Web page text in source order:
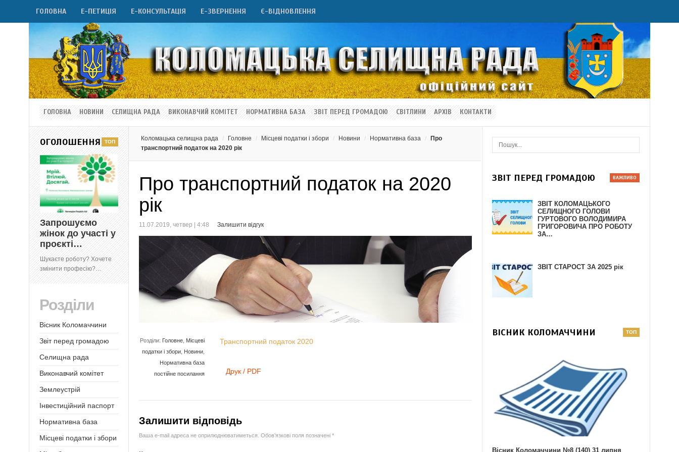
ГОЛОВНА Е-ПЕТИЦІЯ Е-КОНСУЛЬТАЦІЯ Е-ЗВЕРНЕННЯ Є-ВІДНОВЛЕННЯ
ГОЛОВНА НОВИНИ СЕЛИЩНА РАДА ВИКОНАВЧИЙ КОМІТЕТ НОРМАТИВНА БАЗА ЗВІТ ПЕРЕД ГРОМАДОЮ СВІТЛИНИ АРХІВ КОНТАКТИ
Коломацька селищна рада Головне Місцеві податки і збори Новини Нормативна база
Про
транспортний податок на 2020 рік
Про транспортний податок на 2020
рік
11.07.2019, четвер | 4:48 Залишити відгук
Розділи: Головне Місцеві
податки і збори Новини
Нормативна база
постійне посилання
Транспортний податок 2020
Друк / PDF
Залишити відповідь
Ваша e-mail адреса не оприлюднюватиметься. Обов’язкові поля позначені*
ОГОЛОШЕННЯ
Запрошуємо
жінок до участі у
проєкті…
Шукаєте роботу? Хочете
змінити професію?…
Розділи
Вісник Коломаччини
Звіт перед громадою
Селищна рада
Виконавчий комітет
Землеустрій
Інвестиційний паспорт
Нормативна база
Місцеві податки і збори
ЗВІТ ПЕРЕД ГРОМАДОЮ
ЗВІТ КОЛОМАЦЬКОГО
СЕЛИЩНОГО ГОЛОВИ
ГУРТОВОГО ВОЛОДИМИРА
ГРИГОРОВИЧА ПРО РОБОТУ
ЗА…
ЗВІТ СТАРОСТ ЗА 2025 рік
ВІСНИК КОЛОМАЧЧИНИ
Вісник Коломаччини №8 (140) 31 липня